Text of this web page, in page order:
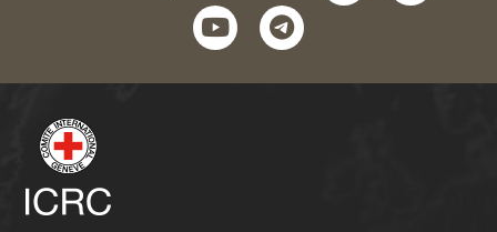
youtubetelegram